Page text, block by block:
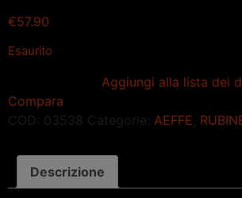
€57.90
Esaurito
Aggiungi alla lista dei
Compara
COD: 03538 Categorie: AEFFE
Descrizione